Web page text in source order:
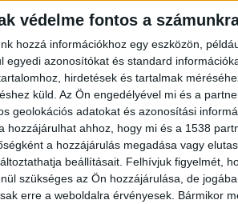
védelme fontos a
hozzá információkhoz egy eszközön,
egyedi azonosítókat és standard
hirdetések és tartalmak
küld. Az Ön engedélyével mi és a
geolokációs adatokat és azonosítási
hozzájárulhat ahhoz, hogy mi és a 1538
a hozzájárulás megadása vagy
beállításait. Felhívjuk figyelmét,
szükséges az Ön hozzájárulása, de
erre a weboldalra érvényesek. Bármikor
deszkán, láthatóan teljesen
autóval az aggódó szüleihez